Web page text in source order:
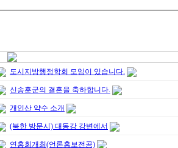
도시지방행정학회 모임이 있습니다.
신송훈군의 결혼을 축하합니다.
개인산 약수 소개
(북한 방문시) 대동강 강변에서
연홍회개최(언론홍보전공)